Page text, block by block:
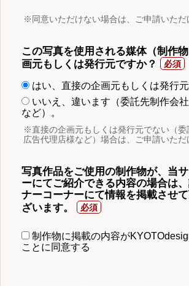
※同意いただけない場合は、ご申請いただ
この写真を使用される媒体（制作
画元もしくは発行元ですか？
はい、直接の企画元もしくは発行元
いいえ、違います（委託先制作会
など）。
※直接の企画元もしくは発行元でない（委
広告代理店様など）場合は、ご申請いただ
写真作品をご使用の制作物が、当
ーにてご紹介できる内容の場合は
ナーコーナーにて情報を掲載させ
ざいます。
制作物に掲載の内容が
ことに同意する